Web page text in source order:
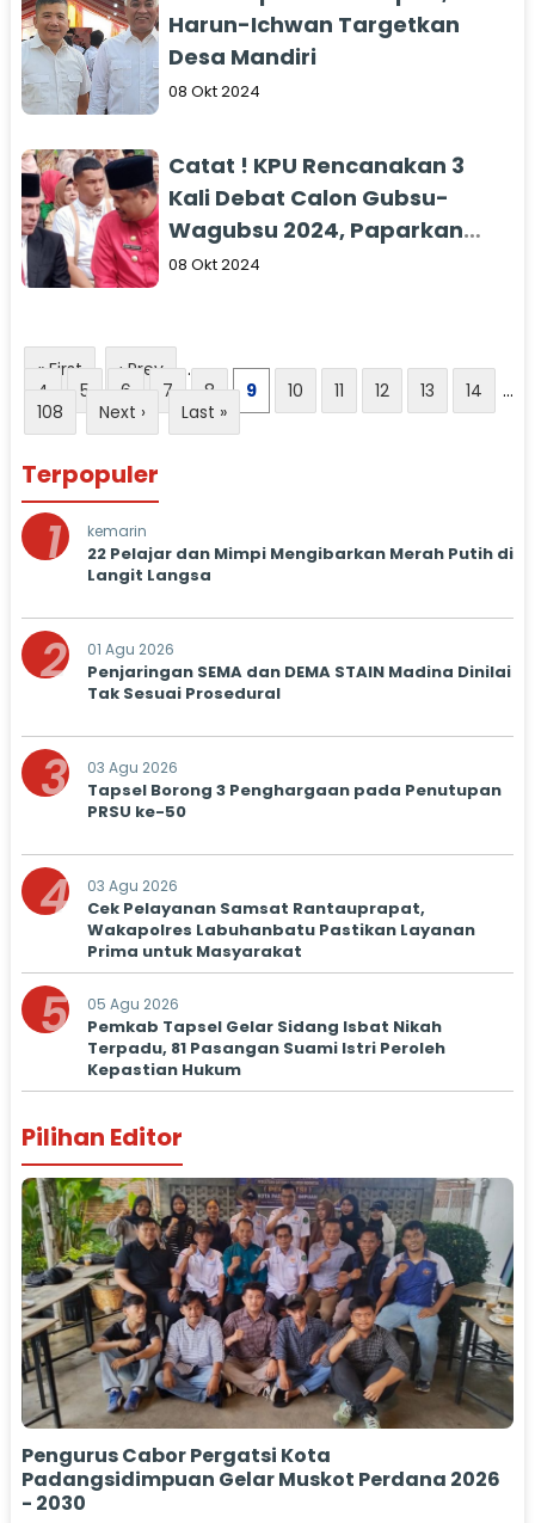
Harun-Ichwan Targetkan
Desa Mandiri
08 Okt 2024
Catat ! KPU Rencanakan 3
Kali Debat Calon Gubsu-
Wagubsu 2024, Paparkan
Visi-Misi
08 Okt 2024
« First ‹ Prev
...
4
5 6 7 8 9 10 11 12 13 14
...
108
Next › Last »
Terpopuler
1 kemarin
22 Pelajar dan Mimpi Mengibarkan Merah Putih di
Langit Langsa
2 01 Agu 2026
Penjaringan SEMA dan DEMA STAIN Madina Dinilai
Tak Sesuai Prosedural
3 03 Agu 2026
Tapsel Borong 3 Penghargaan pada Penutupan
PRSU ke-50
4 03 Agu 2026
Cek Pelayanan Samsat Rantauprapat,
Wakapolres Labuhanbatu Pastikan Layanan
Prima untuk Masyarakat
5 05 Agu 2026
Pemkab Tapsel Gelar Sidang Isbat Nikah
Terpadu, 81 Pasangan Suami Istri Peroleh
Kepastian Hukum
Pilihan Editor
Pengurus Cabor Pergatsi Kota
Padangsidimpuan Gelar Muskot Perdana 2026
- 2030